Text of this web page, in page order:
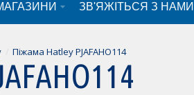
ЗВ'ЯЖІТЬСЯ З НАМИ
Піжама Hatley PJAFAHO114